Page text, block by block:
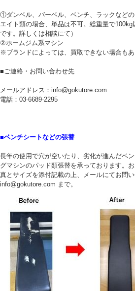
①ダンベル、バーベル、ベンチ、ラックなど
エイト類の場合、単品は不可。総重量で
です。詳しくは相談にて）
②ホームジム系マシン
※ブランドによっては、買取できない場合もあ
■ご連絡・お問い合わせ先
メールアドレス：info@gokutore.com
電話：03-6689-2295
■ベンチシートなどの張替
長年の使用で穴が空いたり、劣化が進んだベ
グマシンのパッド類張替を承っております。
真とサイズを添付記載の上、メールにてお問い
info@gokutore.com まで。